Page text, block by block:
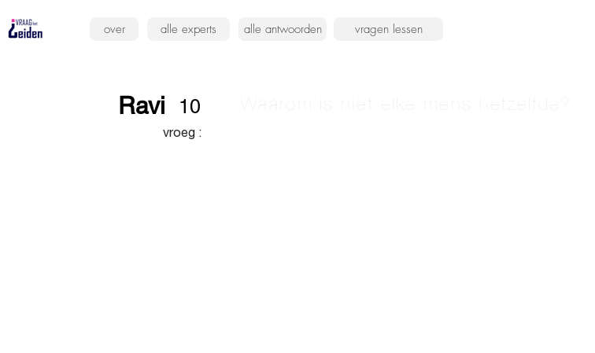
over alle experts alle antwoorden vragen lessen
Ravi 10
vroeg :